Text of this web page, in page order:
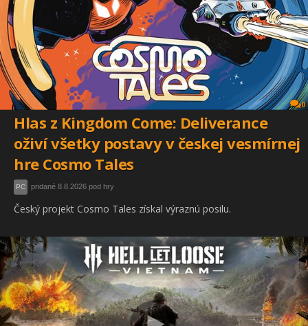
0
Hlas z Kingdom Come: Deliverance
oživí všetky postavy v českej vesmírnej
hre Cosmo Tales
PC pridané 8.8.2026 pod hry
Český projekt Cosmo Tales získal výraznú posilu.